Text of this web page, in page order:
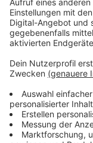
südafrikanische
Düsseldorf nicht
Stadtsprecherin.
positive
wird, auf
Anzeige
Weitere Infos